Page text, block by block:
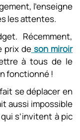
l’enseigne
les attentes.
Récemment,
prix deson miroir
à tous de le
fonctionné !
se déplacer en
aussi impossible
qui s’invitent à pic